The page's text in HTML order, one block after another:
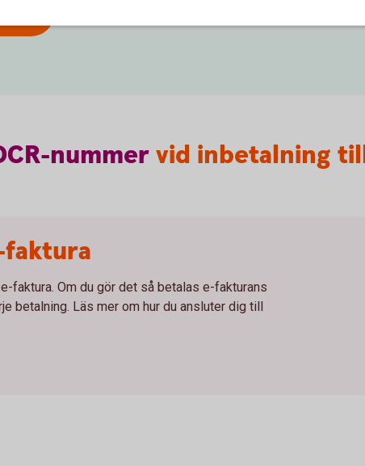
nummervid inbetalning
faktura. Om du gör det så betalas e-fakturans
betalning. Läs mer om hur du ansluter dig till